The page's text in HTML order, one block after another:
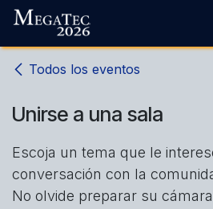
Ir al contenido
Todos los eventos
Unirse a una sala
Escoja un tema que le
conversación con la
No olvide preparar su